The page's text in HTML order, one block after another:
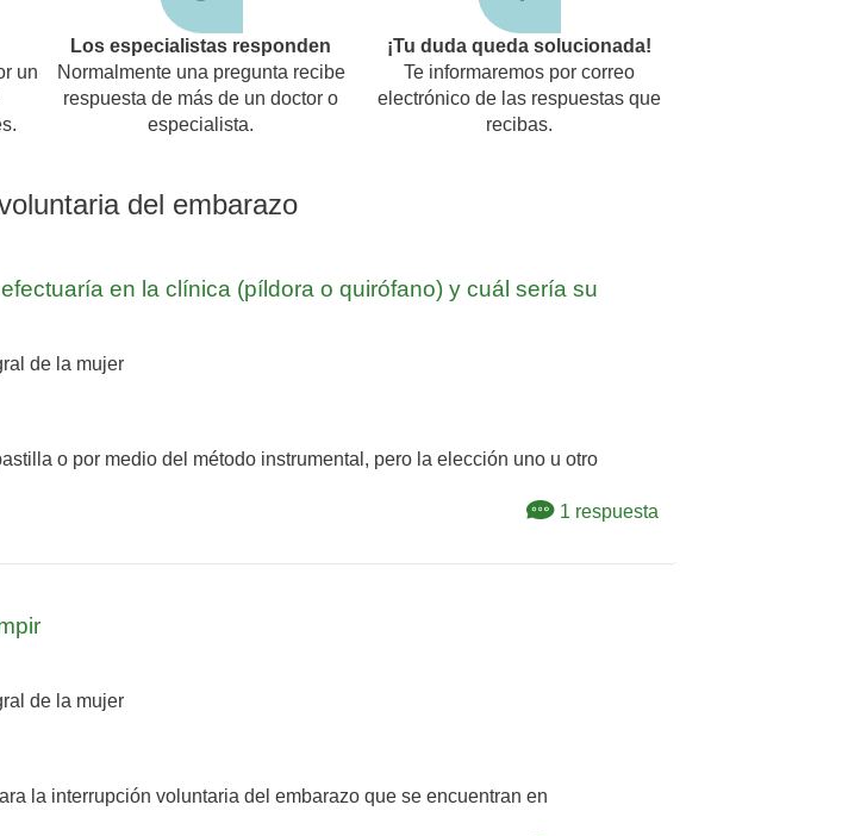
un
Los especialistas responden
Normalmente una pregunta recibe
respuesta de más de un doctor o
especialista.
¡Tu duda queda solucionada!
Te informaremos por correo
electrónico de las respuestas que
recibas.
del embarazo
en la clínica (píldora o quirófano) y cuál sería su
de la mujer
o por medio del método instrumental, pero la elección uno u otro
1 respuesta
de la mujer
la interrupción voluntaria del embarazo que se encuentran en